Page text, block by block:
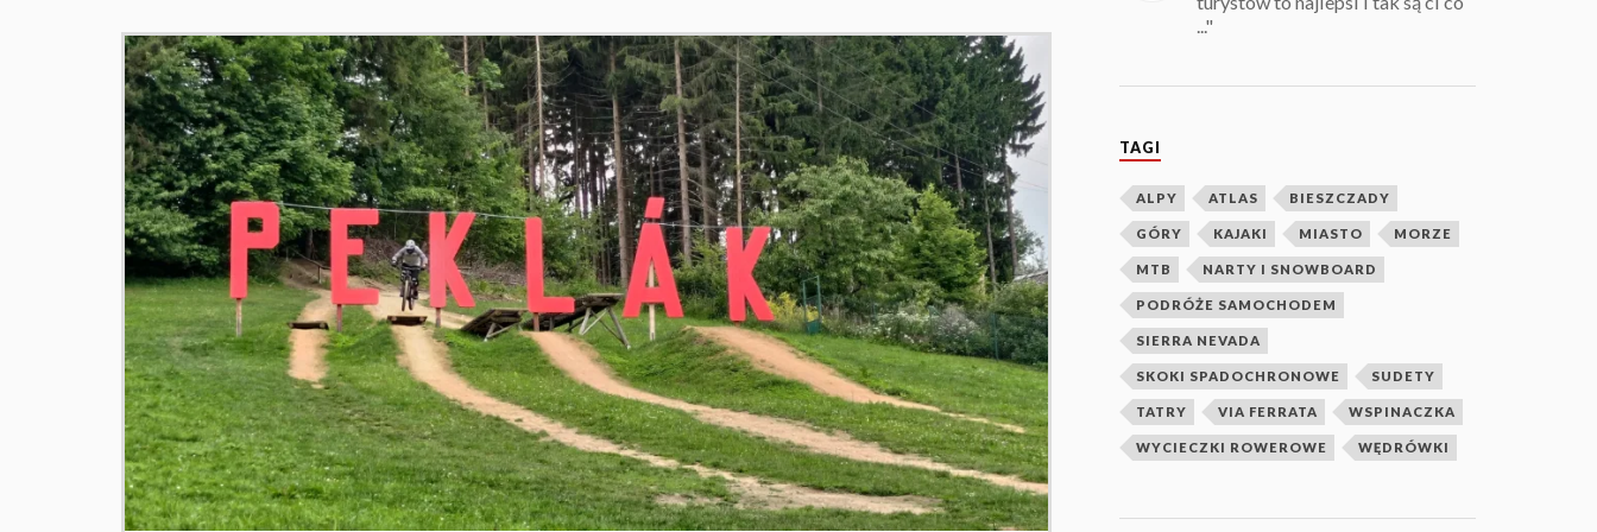
..."
TAGI
ALPY ATLAS BIESZCZADY
GÓRY KAJAKI MIASTO MORZE
MTB NARTY I SNOWBOARD
PODRÓŻE SAMOCHODEM
SIERRA NEVADA
SKOKI SPADOCHRONOWE SUDETY
TATRY VIA FERRATA WSPINACZKA
WYCIECZKI ROWEROWE WĘDRÓWKI